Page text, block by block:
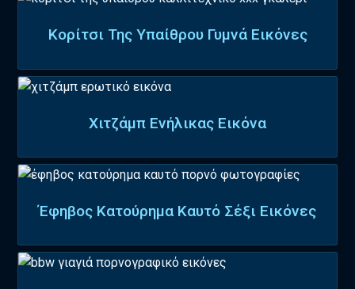
Κορίτσι Της Υπαίθρου Γυμνά Εικόνες
Χιτζάμπ Ενήλικας Εικόνα
Έφηβος Κατούρημα Καυτό Σέξι Εικόνες